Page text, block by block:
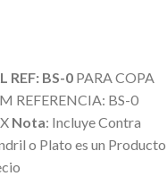
REF: BS-0 PARA COPA
REFERENCIA: BS-0
Nota: Incluye Contra
o Plato es un Producto